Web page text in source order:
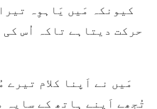
حرکت دیتاہے تاکہ اُس
تُجھے اَپنے ہاتھ کے سایہ